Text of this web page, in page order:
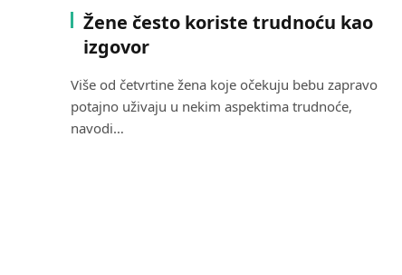
Žene često koriste trudnoću kao
izgovor
Više od četvrtine žena koje očekuju bebu zapravo
potajno uživaju u nekim aspektima trudnoće,
navodi…